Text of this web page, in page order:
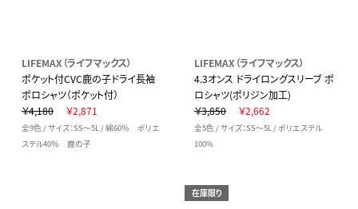
LIFEMAX（ライフマックス）
ポケット付CVC鹿の子ドライ長袖
ポロシャツ（ポケット付）
￥4,180
￥2,871
全9色 / サイズ：SS～5L / 綿60％ ポリエ
ステル40％ 鹿の子
LIFEMAX（ライフマックス）
4.3オンス ドライロングスリーブ ポ
ロシャツ(ポリジン加工)
￥3,850
￥2,662
全5色 / サイズ：SS～5L / ポリエステル
100%
在庫限り